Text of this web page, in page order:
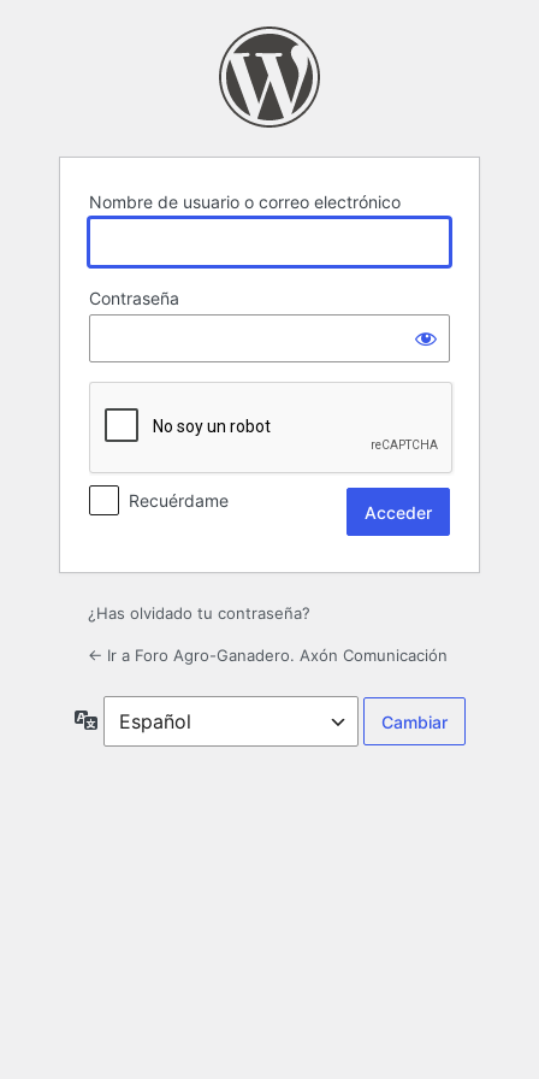
Nombre de usuario o correo electrónico
Contraseña
Recuérdame
¿Has olvidado tu contraseña?
← Ir a Foro Agro-Ganadero. Axón Comunicación
Idioma